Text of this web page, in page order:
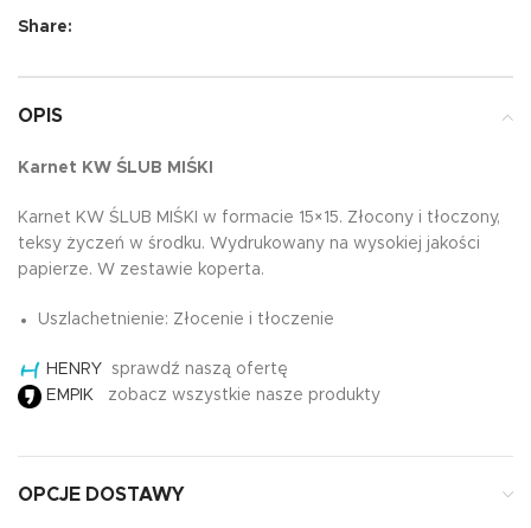
Share:
OPIS
Karnet KW ŚLUB MIŚKI
Karnet KW ŚLUB MIŚKI w formacie 15×15. Złocony i tłoczony,
teksy życzeń w środku. Wydrukowany na wysokiej jakości
papierze. W zestawie koperta.
Uszlachetnienie: Złocenie i tłoczenie
HENRY sprawdź naszą ofertę
EMPIK zobacz wszystkie nasze produkty
OPCJE DOSTAWY